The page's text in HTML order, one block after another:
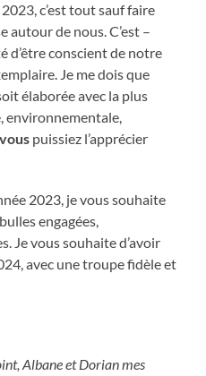
c’est tout sauf faire
autour de nous. C’est –
d’être conscient de notre
Je me dois que
élaborée avec la plus
environnementale,
vous puissiez l’apprécier
2023, je vous souhaite
engagées,
Je vous souhaite d’avoir
avec une troupe fidèle et
Albane et Dorian mes